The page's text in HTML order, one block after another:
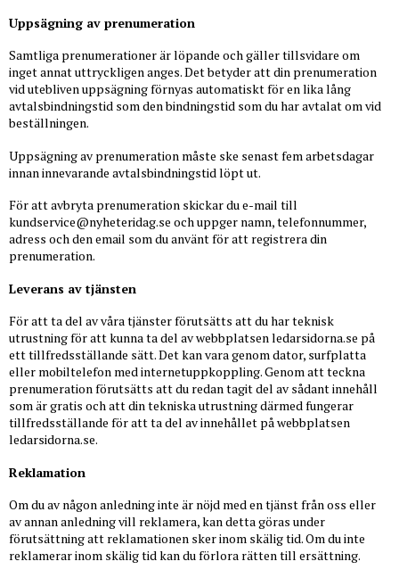
Uppsägning av prenumeration
Samtliga prenumerationer är löpande och gäller tillsvidare om
inget annat uttryckligen anges. Det betyder att din prenumeration
vid utebliven uppsägning förnyas automatiskt för en lika lång
avtalsbindningstid som den bindningstid som du har avtalat om vid
beställningen.
Uppsägning av prenumeration måste ske senast fem arbetsdagar
innan innevarande avtalsbindningstid löpt ut.
För att avbryta prenumeration skickar du e-mail till
kundservice@nyheteridag.se och uppger namn, telefonnummer,
adress och den email som du använt för att registrera din
prenumeration.
Leverans av tjänsten
För att ta del av våra tjänster förutsätts att du har teknisk
utrustning för att kunna ta del av webbplatsen ledarsidorna.se på
ett tillfredsställande sätt. Det kan vara genom dator, surfplatta
eller mobiltelefon med internetuppkoppling. Genom att teckna
prenumeration förutsätts att du redan tagit del av sådant innehåll
som är gratis och att din tekniska utrustning därmed fungerar
tillfredsställande för att ta del av innehållet på webbplatsen
ledarsidorna.se.
Reklamation
Om du av någon anledning inte är nöjd med en tjänst från oss eller
av annan anledning vill reklamera, kan detta göras under
förutsättning att reklamationen sker inom skälig tid. Om du inte
reklamerar inom skälig tid kan du förlora rätten till ersättning.